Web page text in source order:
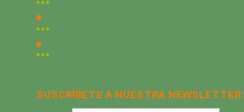
SUSCRÍBETE A NUESTRA NEWSLETTER: